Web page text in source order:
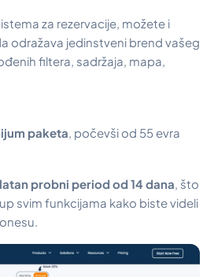
za rezervacije, možete i
odražava jedinstveni brend vašeg
filtera, sadržaja, mapa,
paketa, počevši od 55 evra
probni period od 14 dana, što
svim funkcijama kako biste videli